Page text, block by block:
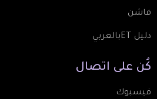
فاشن
دليل ETبالعربي
كُن على اتصال
فيسبوك